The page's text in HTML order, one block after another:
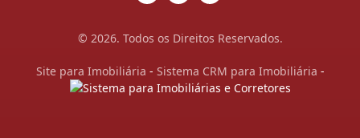
© 2026. Todos os Direitos Reservados.
Site para Imobiliária - Sistema CRM para Imobiliária -